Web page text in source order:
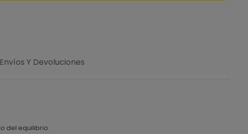
Envíos Y Devoluciones
del equilibrio.